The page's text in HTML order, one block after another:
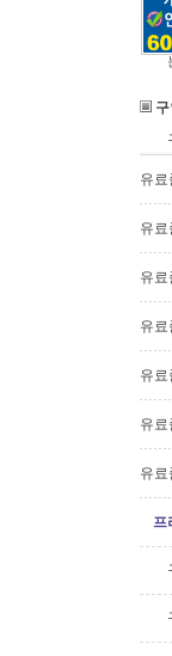
유료
유료
유료
유료
유료
유료
유료
프